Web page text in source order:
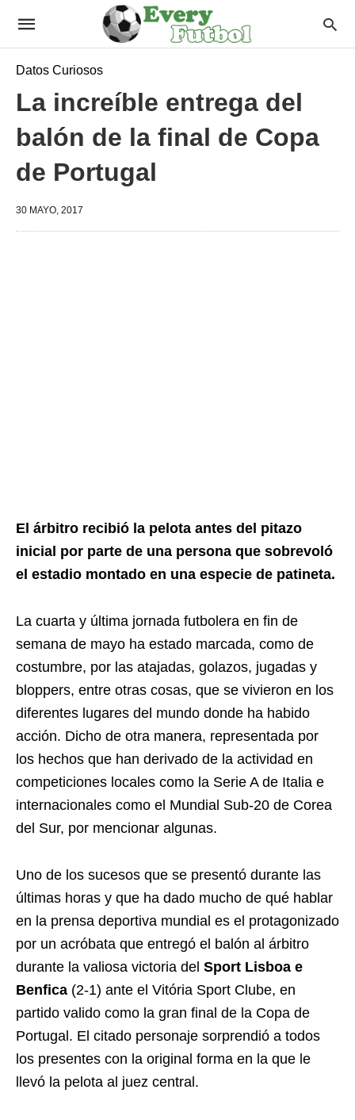
Datos Curiosos
La increíble entrega del
balón de la final de Copa
de Portugal
30 MAYO, 2017
El árbitro recibió la pelota antes del pitazo
inicial por parte de una persona que sobrevoló
el estadio montado en una especie de patineta.
La cuarta y última jornada futbolera en fin de
semana de mayo ha estado marcada, como de
costumbre, por las atajadas, golazos, jugadas y
bloppers, entre otras cosas, que se vivieron en los
diferentes lugares del mundo donde ha habido
acción. Dicho de otra manera, representada por
los hechos que han derivado de la actividad en
competiciones locales como la Serie A de Italia e
internacionales como el Mundial Sub-20 de Corea
del Sur, por mencionar algunas.
Uno de los sucesos que se presentó durante las
últimas horas y que ha dado mucho de qué hablar
en la prensa deportiva mundial es el protagonizado
por un acróbata que entregó el balón al árbitro
durante la valiosa victoria del Sport Lisboa e
Benfica (2-1) ante el Vitória Sport Clube, en
partido valido como la gran final de la Copa de
Portugal. El citado personaje sorprendió a todos
los presentes con la original forma en la que le
llevó la pelota al juez central.